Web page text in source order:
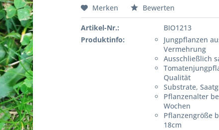
Merken Bewerten
Artikel-Nr.:
BIO1213
Produktinfo:
Jungpflanzen
Vermehrung
Ausschließlich
Qualität
Substrate,
Pflanzenalter
Wochen
Pflanzengröße
18cm